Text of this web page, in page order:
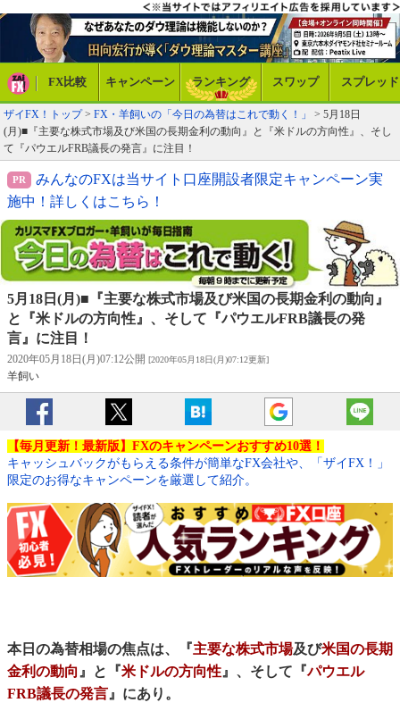
FX比較 キャンペーン ランキング スワップ スプレッド
ザイFX！トップ> FX・羊飼いの「今日の為替はこれで動く！」
> 5月18日
(月)■『主要な株式市場及び米国の長期金利の動向』と『米ドルの方向性』、そし
て『パウエルFRB議長の発言』に注目！
みんなのFXは当サイト口座開設者限定キャンペーン実
施中！詳しくはこちら！
5月18日(月)■『主要な株式市場及び米国の長期金利の動向』
と『米ドルの方向性』、そして『パウエルFRB議長の発
言』に注目！
2020年05月18日(月)07:12公開 [2020年05月18日(月)07:12更新]
羊飼い
【毎月更新！最新版】FXのキャンペーンおすすめ10選！
キャッシュバックがもらえる条件が簡単なFX会社や、「ザイFX！」
限定のお得なキャンペーンを厳選して紹介。
本日の為替相場の焦点は、『主要な株式市場及び米国の長期
金利の動向』と『米ドルの方向性』、そして『パウエル
FRB議長の発言』にあり。